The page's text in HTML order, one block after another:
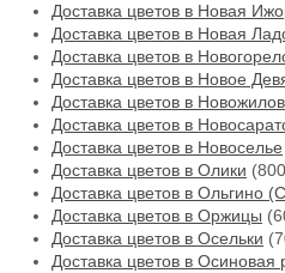
Доставка цветов в Новая
Доставка цветов в Новая
Доставка цветов в
Доставка цветов в Новое
Доставка цветов в
Доставка цветов в
Доставка цветов в Новоселье
Доставка цветов в Олики
Доставка цветов в Ольгино
Доставка цветов в Оржицы
Доставка цветов в Осельки
Доставка цветов в Осиновая